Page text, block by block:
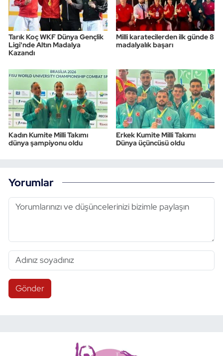
Tarık Koç WKF Dünya Gençlik
Ligi'nde Altın Madalya
Kazandı
Milli karatecilerden ilk günde 8
madalyalık başarı
Kadın Kumite Milli Takımı
dünya şampiyonu oldu
Erkek Kumite Milli Takımı
Dünya üçüncüsü oldu
Yorumlar
Gönder